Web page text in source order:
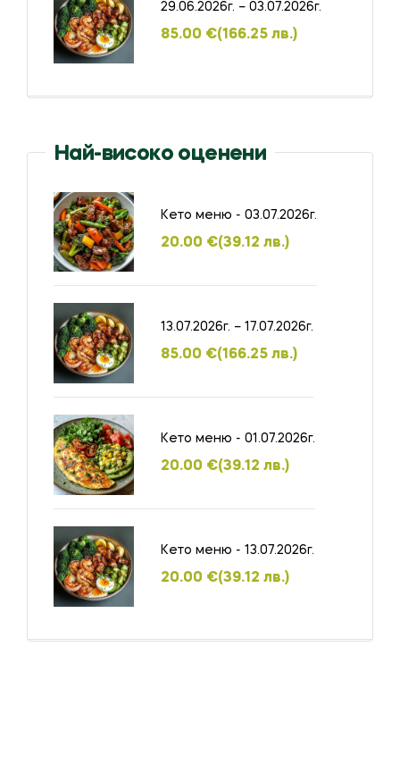
29.06.2026г. – 03.07.2026г.
85.00 €(166.25 лв.)
Най-високо оценени
Кето меню - 03.07.2026г.
20.00 €(39.12 лв.)
13.07.2026г. – 17.07.2026г.
85.00 €(166.25 лв.)
Кето меню - 01.07.2026г.
20.00 €(39.12 лв.)
Кето меню - 13.07.2026г.
20.00 €(39.12 лв.)